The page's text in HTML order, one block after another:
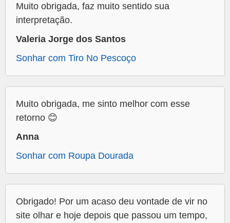
Muito obrigada, faz muito sentido sua
interpretação.
Valeria Jorge dos Santos
Sonhar com Tiro No Pescoço
Muito obrigada, me sinto melhor com esse
retorno 😊
Anna
Sonhar com Roupa Dourada
Obrigado! Por um acaso deu vontade de vir no
site olhar e hoje depois que passou um tempo,